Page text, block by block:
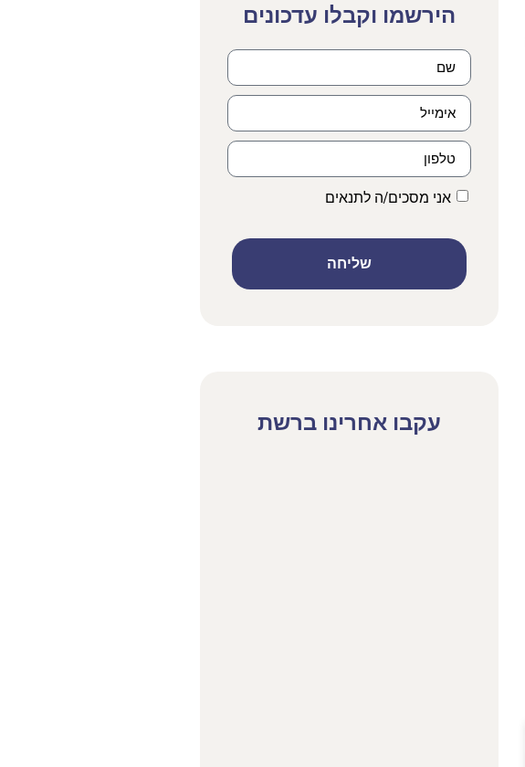
הירשמו וקבלו עדכונים
אני מסכים/ה לתנאים
שליחה
עקבו אחרינו ברשת